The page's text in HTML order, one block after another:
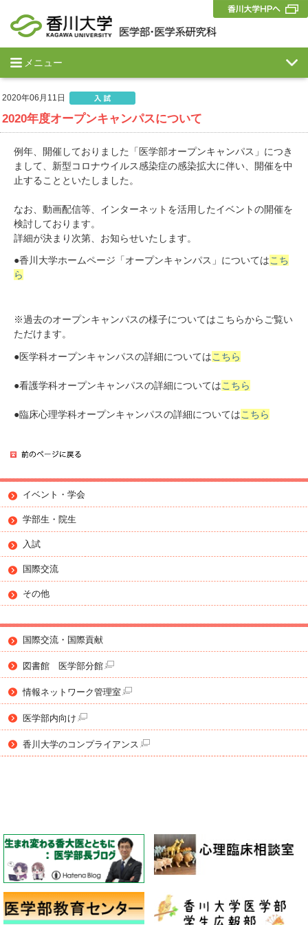
メニュー
2020年06月11日
2020年度オープンキャンパスについて
例年、開催しておりました「医学部オープンキャンパス」につき
まして、新型コロナウイルス感染症の感染拡大に伴い、開催を中
止することといたしました。
なお、動画配信等、インターネットを活用したイベントの開催を
検討しております。
詳細が決まり次第、お知らせいたします。
●香川大学ホームページ「オープンキャンパス」についてはこち
ら
※過去のオープンキャンパスの様子についてはこちらからご覧い
ただけます。
●医学科オープンキャンパスの詳細についてはこちら
●看護学科オープンキャンパスの詳細についてはこちら
●臨床心理学科オープンキャンパスの詳細についてはこちら
イベント・学会
学部生・院生
入試
国際交流
その他
国際交流・国際貢献
図書館 医学部分館
情報ネットワーク管理室
医学部内向け
香川大学のコンプライアンス